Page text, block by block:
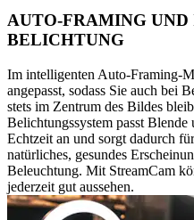
AUTO-FRAMING
BELICHTUNG
Im intelligenten Auto-Framing-
angepasst, sodass Sie auch bei
stets im Zentrum des Bildes
Belichtungssystem passt
Echtzeit an und sorgt dadurch
natürliches, gesundes
Beleuchtung. Mit StreamCam
jederzeit gut aussehen.